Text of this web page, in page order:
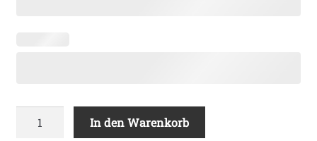
Autokennzeichen
In den Warenkorb